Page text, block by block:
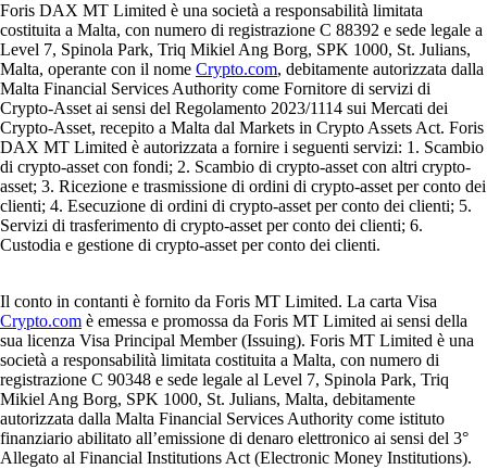
Foris DAX MT Limited è una società a responsabilità limitata
costituita a Malta, con numero di registrazione C 88392 e sede legale a
Level 7, Spinola Park, Triq Mikiel Ang Borg, SPK 1000, St. Julians,
Malta, operante con il nome Crypto.com, debitamente autorizzata dalla
Malta Financial Services Authority come Fornitore di servizi di
Crypto-Asset ai sensi del Regolamento 2023/1114 sui Mercati dei
Crypto-Asset, recepito a Malta dal Markets in Crypto Assets Act. Foris
DAX MT Limited è autorizzata a fornire i seguenti servizi: 1. Scambio
di crypto-asset con fondi; 2. Scambio di crypto-asset con altri crypto-
asset; 3. Ricezione e trasmissione di ordini di crypto-asset per conto dei
clienti; 4. Esecuzione di ordini di crypto-asset per conto dei clienti; 5.
Servizi di trasferimento di crypto-asset per conto dei clienti; 6.
Custodia e gestione di crypto-asset per conto dei clienti.
Il conto in contanti è fornito da Foris MT Limited. La carta Visa
Crypto.com è emessa e promossa da Foris MT Limited ai sensi della
sua licenza Visa Principal Member (Issuing). Foris MT Limited è una
società a responsabilità limitata costituita a Malta, con numero di
registrazione C 90348 e sede legale al Level 7, Spinola Park, Triq
Mikiel Ang Borg, SPK 1000, St. Julians, Malta, debitamente
autorizzata dalla Malta Financial Services Authority come istituto
finanziario abilitato all’emissione di denaro elettronico ai sensi del 3°
Allegato al Financial Institutions Act (Electronic Money Institutions).